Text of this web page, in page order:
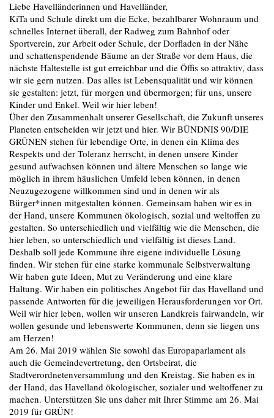
Liebe Havelländerinnen und Havelländer,
KiTa und Schule direkt um die Ecke, bezahlbarer Wohnraum und
schnelles Internet überall, der Radweg zum Bahnhof oder
Sportverein, zur Arbeit oder Schule, der Dorfladen in der Nähe
und schattenspendende Bäume an der Straße vor dem Haus, die
nächste Haltestelle ist gut erreichbar und die Öffis so attraktiv, dass
wir sie gern nutzen. Das alles ist Lebensqualität und wir können
sie gestalten: jetzt, für morgen und übermorgen; für uns, unsere
Kinder und Enkel. Weil wir hier leben!
Über den Zusammenhalt unserer Gesellschaft, die Zukunft unseres
Planeten entscheiden wir jetzt und hier. Wir BÜNDNIS 90/DIE
GRÜNEN stehen für lebendige Orte, in denen ein Klima des
Respekts und der Toleranz herrscht, in denen unsere Kinder
gesund aufwachsen können und ältere Menschen so lange wie
möglich in ihrem häuslichen Umfeld leben können, in denen
Neuzugezogene willkommen sind und in denen wir als
Bürger*innen mitgestalten können. Gemeinsam haben wir es in
der Hand, unsere Kommunen ökologisch, sozial und weltoffen zu
gestalten. So unterschiedlich und vielfältig wie die Menschen, die
hier leben, so unterschiedlich und vielfältig ist dieses Land.
Deshalb soll jede Kommune ihre eigene individuelle Lösung
finden. Wir stehen für eine starke kommunale Selbstverwaltung
Wir haben gute Ideen, Mut zu Veränderung und eine klare
Haltung. Wir haben ein politisches Angebot für das Havelland und
passende Antworten für die jeweiligen Herausforderungen vor Ort.
Weil wir hier leben, wollen wir unseren Landkreis fairwandeln, wir
wollen gesunde und lebenswerte Kommunen, denn sie liegen uns
am Herzen!
Am 26. Mai 2019 wählen Sie sowohl das Europaparlament als
auch die Gemeindevertretung, den Ortsbeirat, die
Stadtverordnetenversammlung und den Kreistag. Sie haben es in
der Hand, das Havelland ökologischer, sozialer und weltoffener zu
machen. Unterstützen Sie uns daher mit Ihrer Stimme am 26. Mai
2019 für GRÜN!